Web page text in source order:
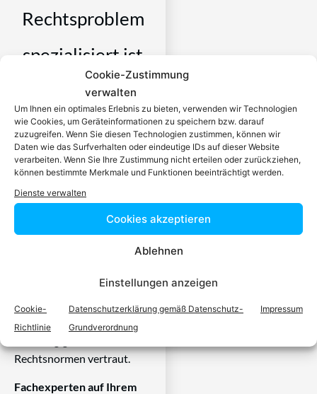
Cookie-Zustimmung
verwalten
Um Ihnen ein optimales Erlebnis zu bieten, verwenden wir Technologien
wie Cookies, um Geräteinformationen zu speichern bzw. darauf
zuzugreifen. Wenn Sie diesen Technologien zustimmen, können wir
Daten wie das Surfverhalten oder eindeutige IDs auf dieser Website
verarbeiten. Wenn Sie Ihre Zustimmung nicht erteilen oder zurückziehen,
können bestimmte Merkmale und Funktionen beeinträchtigt werden.
Dienste verwalten
Cookies akzeptieren
Ablehnen
Einstellungen anzeigen
Cookie-
Richtlinie
Datenschutzerklärung gemäß Datenschutz-
Grundverordnung
Impressum
Rechtsproblem
spezialisiert ist
Ein zugelassener Anwalt /
eine zugelassen Anwältin ist
dafür da, über Rechtsfragen
zu beraten und Klienten vor
Gericht zu vertreten. Es ist
Dienstleistungen im Bereich
der Rechtsberatung zu
erbringen und Klienten vor
Herausforderungen dieses
Systems und ist mit allen
Rechtsnormen vertraut.
Fachexperten auf Ihrem